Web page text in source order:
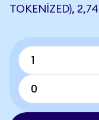
TOKENIZED),